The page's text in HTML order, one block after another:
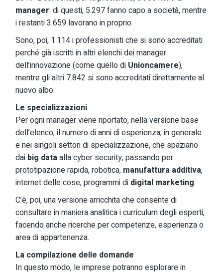
manager: di questi, 5.297 fanno capo a società, mentre
i restanti 3.659 lavorano in proprio.
Sono, poi, 1.114 i professionisti che si sono accreditati
perché già iscritti in altri elenchi dei manager
dell’innovazione (come quello di Unioncamere),
mentre gli altri 7.842 si sono accreditati direttamente al
nuovo albo.
Le specializzazioni
Per ogni manager viene riportato, nella versione base
dell’elenco, il numero di anni di esperienza, in generale
e nei singoli settori di specializzazione, che spaziano
dai big dataalla cyber security, passando per
prototipazione rapida, robotica, manufattura additiva,
internet delle cose, programmi di digital marketing.
C’è, poi, una versione arricchita che consente di
consultare in maniera analitica i curriculum degli esperti,
facendo anche ricerche per competenze, esperienza o
area di appartenenza.
La compilazione delle domande
In questo modo, le imprese potranno esplorare in